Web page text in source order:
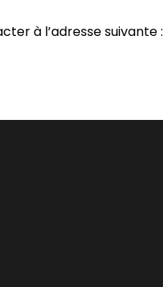
à l’adresse suivante :